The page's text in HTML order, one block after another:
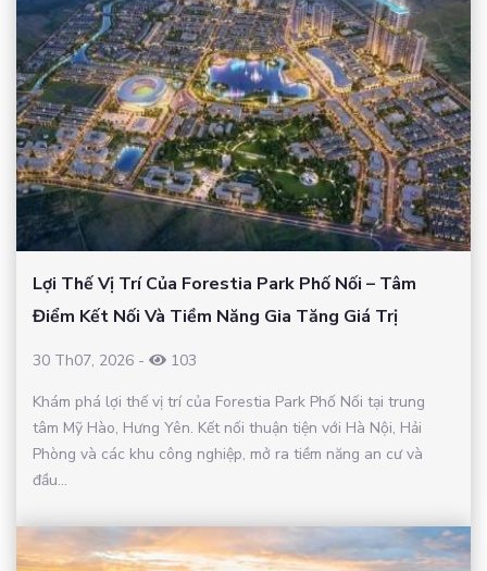
Lợi Thế Vị Trí Của Forestia Park Phố Nối – Tâm
Điểm Kết Nối Và Tiềm Năng Gia Tăng Giá Trị
30 Th07, 2026 -
103
Khám phá lợi thế vị trí của Forestia Park Phố Nối tại trung
tâm Mỹ Hào, Hưng Yên. Kết nối thuận tiện với Hà Nội, Hải
Phòng và các khu công nghiệp, mở ra tiềm năng an cư và
đầu...